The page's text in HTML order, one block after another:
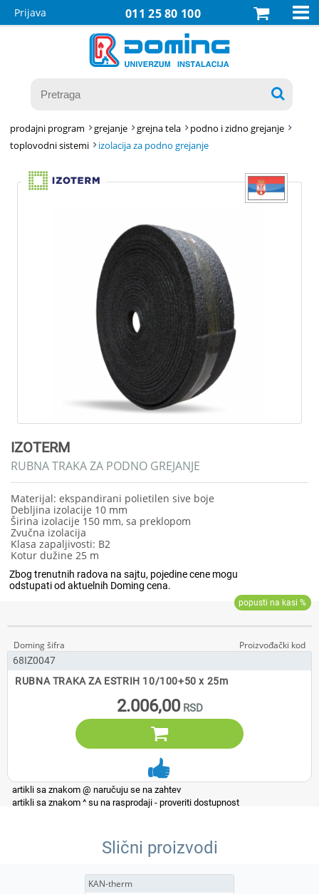
011 25 80 100
Prijava 

prodajni program grejanje grejna tela
podno i zidno grejanje
toplovodni sistemi
izolacija za podno grejanje
IZOTERM
RUBNA TRAKA ZA PODNO GREJANJE
Materijal: ekspandirani polietilen sive boje
Debljina izolacije 10 mm
Širina izolacije 150 mm, sa preklopom
Zvučna izolacija
Klasa zapaljivosti: B2
Kotur dužine 25 m
68IZ0047
RUBNA TRAKA ZA ESTRIH 10/100+50 x 25m
2.006,00

Slični proizvodi
KAN-therm